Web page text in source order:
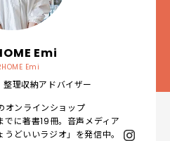
Emi
Emi
整理収納アドバイザー
オンラインショップ
でに著書19冊。音声メディア
どいいラジオ」を発信中。